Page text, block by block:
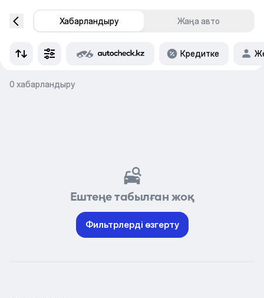
Хабарландыру Жаңа авто
Кредитке
0 хабарландыру
Ештеңе табылған жоқ
Фильтрлерді өзгерту